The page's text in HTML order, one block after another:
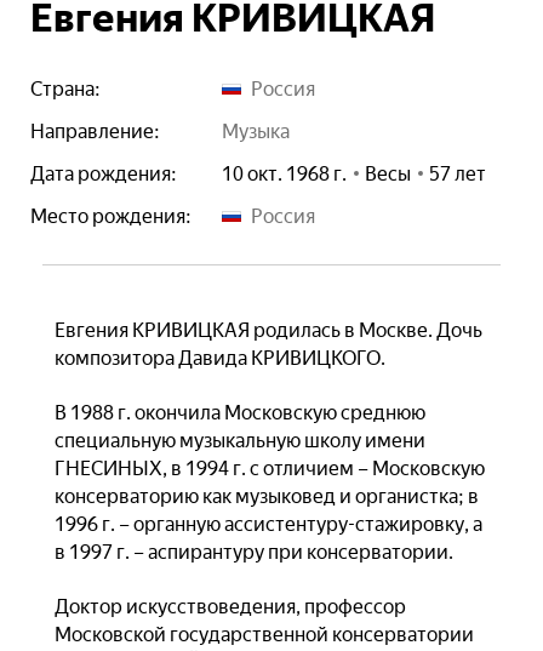
Евгения КРИВИЦКАЯ
Страна:
Россия
Направление:
музыка
Дата рождения:
10 окт. 1968 г. Весы
57 лет
Место рождения:
Россия
Евгения КРИВИЦКАЯ родилась в Москве. Дочь
композитора Давида КРИВИЦКОГО.
В 1988 г. окончила Московскую среднюю
специальную музыкальную школу имени
ГНЕСИНЫХ, в 1994 г. с отличием – Московскую
консерваторию как музыковед и органистка; в
1996 г. – органную ассистентуру-стажировку, а
в 1997 г. – аспирантуру при консерватории.
Доктор искусствоведения, профессор
Московской государственной консерватории